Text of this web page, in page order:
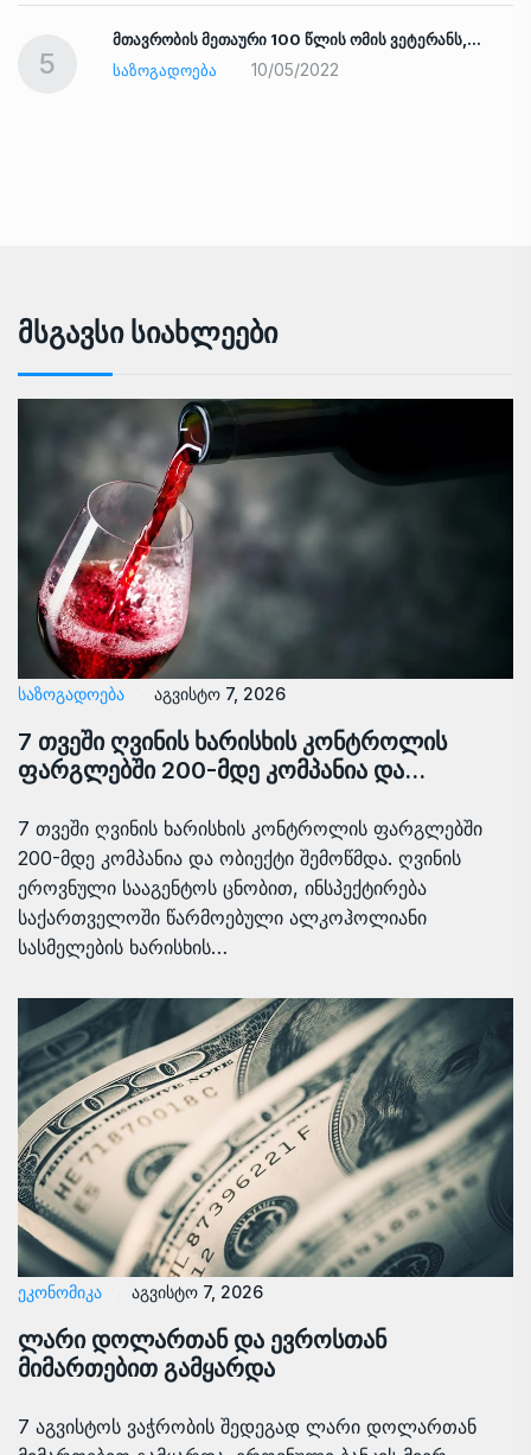
5
მთავრობის მეთაური 100 წლის ომის ვეტერანს,…
ᲡᲐᲖᲝᲒᲐᲓᲝᲔᲑᲐ
10/05/2022
Მსგავსი Სიახლეები
ᲡᲐᲖᲝᲒᲐᲓᲝᲔᲑᲐ აგვისტო 7, 2026
7 თვეში ღვინის ხარისხის კონტროლის
ფარგლებში 200-მდე კომპანია და…
7 თვეში ღვინის ხარისხის კონტროლის ფარგლებში
200-მდე კომპანია და ობიექტი შემოწმდა. ღვინის
ეროვნული სააგენტოს ცნობით, ინსპექტირება
საქართველოში წარმოებული ალკოჰოლიანი
სასმელების ხარისხის…
ᲔᲙᲝᲜᲝᲛᲘᲙᲐ აგვისტო 7, 2026
ლარი დოლართან და ევროსთან
მიმართებით გამყარდა
7 აგვისტოს ვაჭრობის შედეგად ლარი დოლართან